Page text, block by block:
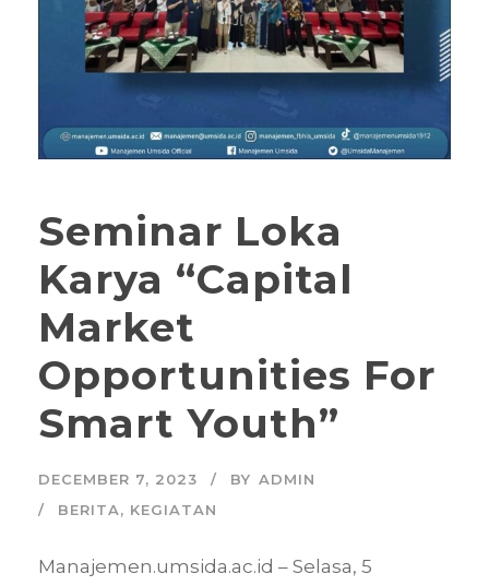
Seminar Loka
Karya “Capital
Market
Opportunities For
Smart Youth”
DECEMBER 7, 2023 BY ADMIN
BERITA, KEGIATAN
Manajemen.umsida.ac.id – Selasa, 5